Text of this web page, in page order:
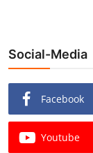
Redaktion
Beiträge
Vorproduktion
Social-Media
Facebook
Youtube